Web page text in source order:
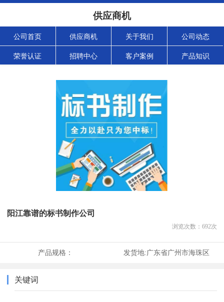
供应商机
公司首页 供应商机 关于我们 公司动态
荣誉认证 招聘中心 客户案例 产品知识
阳江靠谱的标书制作公司
浏览次数： 692次
产品规格： 发货地:广东省广州市海珠区
关键词